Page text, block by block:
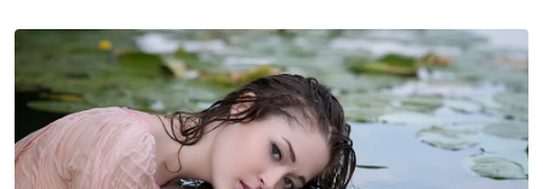
"Katakan kerajaan tangkap mereka ramai-
ramai. Lepas itu? Letak mana? Siapa
tanggung kos?
"Dah tangkap, nak buat apa? Nak hantar
balik ke negara asal. Tak boleh. Nanti negara